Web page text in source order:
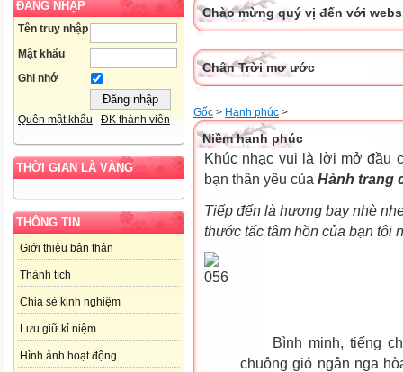
ĐĂNG NHẬP
Tên truy nhập
Mật khẩu
Ghi nhớ
Quên mật khẩu ĐK thành viên
THỜI GIAN LÀ VÀNG
THÔNG TIN
Giới thiệu bản thân
Thành tích
Chia sẻ kinh nghiệm
Lưu giữ kỉ niệm
Hình ảnh hoạt động
Chào mừng quý vị đến với
Chân Trời mơ ước
Gốc > Hạnh phúc >
Niềm hanh phúc
Khúc nhạc vui là lời mở đầu
bạn thân yêu của Hành trang
Tiếp đến là hương bay nhè
thước tấc tâm hồn của bạn tôi
Bình minh, tiếng
chuông gió ngân nga